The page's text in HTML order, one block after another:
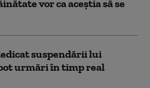
vor ca aceștia să se
suspendării lui
urmări în timp real